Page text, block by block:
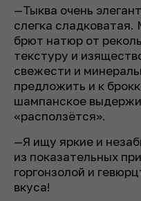
—Тыква очень
слегка
брют натюр от
текстуру и
свежести и
предложить и к
шампанское
«расползётся».
—Я ищу яркие и
из показательных
горгонзолой и
вкуса!